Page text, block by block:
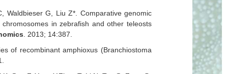
Waldbieser G, Liu Z*. Comparative genomic
in zebrafish and other teleosts
. 2013; 14:387.
of recombinant amphioxus (Branchiostoma